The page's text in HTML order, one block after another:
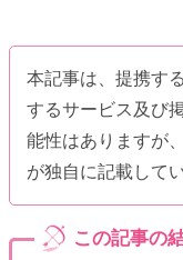
本記事は、提携す
するサービス及び
能性はありますが
が独自に記載して